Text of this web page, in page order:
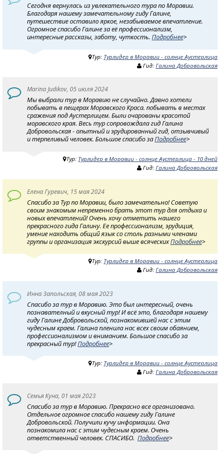
Сегодня вернулась из увлекательного тура по Моравии.
Благодаря нашему замечательному гиду Галине,
путешествие оставило яркое, незабываемое впечатление.
Огромное спасибо Галине за её профессионализм,
интересные рассказы, заботу, чуткость. Подробнее>
Тур: Турлидер в Моравии - солнце Аустерлица
Гид: Галина Добровольская
Marina Judikov, 05 июля 2024
Мы выбрали тур в Моравию не случайно. Давно хотели
побывать в пещерах Моравского Краса. побывать в местах
сражения под Аустерлицем. Были очарованы красотой
моравского края. Весь тур сопровождала гид Галина
Добровольская - опытный и эрудированный гид, отзывчивый
и терпеливый человек. Большое спасибо заПодробнее>
Тур: Турлидер в Моравии - солнце Аустерлица - 10 дней
Гид: Галина Добровольская
Елена Гуревич, 15 мая 2024
Спасибо за Тур по Моравии, было замечательно! Советую
своим знакомым непременно брать этот тур для отдыха и
новых впечатлений! Очень хочу отметить нашего
прекрасного гида Галину. Ее профессионализм, эрудиция,
умение находить общий язык со столь разными членами
группы и организация экскурсий выше всяческихПодробнее>
Тур: Турлидер в Моравии - солнце Аустерлица
Гид: Галина Добровольская
Инна Запольская, 08 мая 2023
Спасибо за тур в Моравию. Это был интересный, очень
познавателный и вкусный тур! И всё это, благодаря нашему
гиду Галине Добровольской, познакомившей нас с этим
чудесным краем. Галина пленила нас всех своим обаянием,
профессионализмом и вниманием. Большое спасибо за
прекрасный тур!Подробнее>
Тур: Турлидер в Моравии - солнце Аустерлица
Гид: Галина Добровольская
Семья Куна, 01 мая 2023
Спасибо за тур в Моравию. Прекрасно все организовано.
Отдельное огромное спасибо нашему гиду Галине
Добровольской. Получили кучу информации. Она
познакомила нас с этим чудесным краем. Очень
ответственный человек. СПАСИБО. Подробнее>